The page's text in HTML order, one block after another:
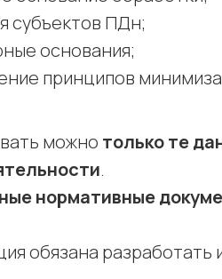
субъектов ПДн;
основания;
принципов
можно только те
.
нормативные
обязана разработать